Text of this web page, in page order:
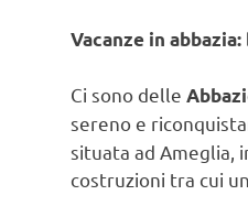
Vacanze in
Ci sono delle
sereno e
situata ad Ameglia,
costruzioni tra cui